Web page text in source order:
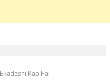
Ekadashi Kab Hai